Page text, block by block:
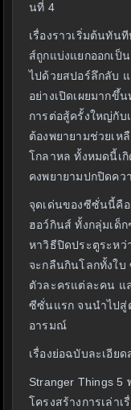
นที่ 4
เรื่องราวเริ่มต้นทัน
ส์ถูกแบ่งแยกออกเป็
ไปด้วยสปอร์ลึกลับ
อย่างเปิดเผยมากขึ้
การต่อสู้ครั้งใหญ่กั
ต้องพยายามช่วยเห
โกลาหล ทั้งหมดนี้เ
คงพยายามปกปิดคว
จุดเด่นของซีซั่นนี้คื
ฮอว์กินส์ ทั้งกลุ่มเด็
หาวิธีปิดประตูระหว่
จะกลืนกินโลกทั้งใ
ตัวละครแต่ละคน แ
ซีซั่นแรก จนนำไปสู่
อารมณ์
เรื่องย่อฉบับละเอีย
Stranger Things 5
โครงสร้างการเล่า